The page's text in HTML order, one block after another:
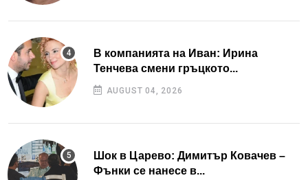
В компанията на Иван: Ирина
Тенчева смени гръцкото...
AUGUST 04, 2026
Шок в Царево: Димитър Ковачев –
Фънки се нанесе в...